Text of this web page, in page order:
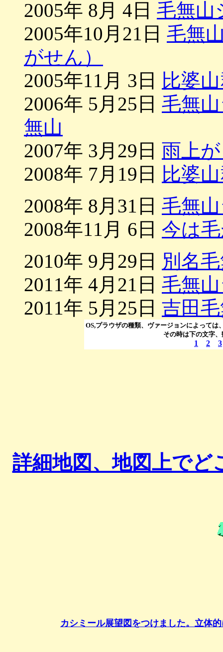
2005年 8月 4日 毛無山
2005年10月21日 毛無
がせん）
2005年11月 3日 比婆
2006年 5月25日 毛無
無山
2007年 3月29日 雨上
2008年 7月19日 比婆
2008年 8月31日 毛無
2008年11月 6日 今は
2010年 9月29日 別名
2011年 4月21日 毛無
2011年 5月25日 吉田
OS,プラウザの種類、ヴァージョンによっては
その時は下の文字
1 2 3
詳細地図、地図上でど
カシミール展望図をつけました。立体